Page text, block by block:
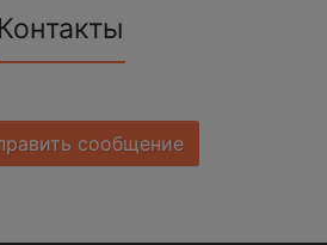
Контакты
сообщение